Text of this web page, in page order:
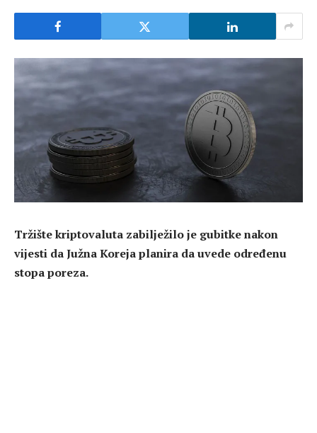
Tržište kriptovaluta zabilježilo je gubitke nakon
vijesti da Јužna Koreja planira da uvede određenu
stopa poreza.